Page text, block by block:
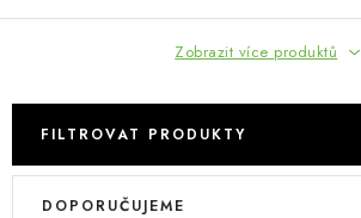
Zobrazit více produktů
FILTROVAT PRODUKTY
V
Ř
DOPORUČUJEME